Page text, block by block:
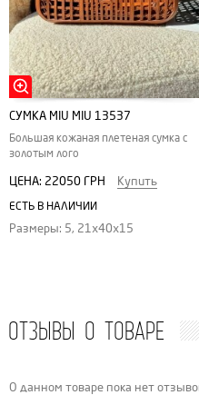
СУМКА MIU MIU 13537
Большая кожаная плетеная сумка с
золотым лого
ЦЕНА: 22050 ГРН Купить
ЕСТЬ В НАЛИЧИИ
Размеры: 5, 21х40х15
ОТЗЫВЫ О ТОВАРЕ
О данном товаре пока нет